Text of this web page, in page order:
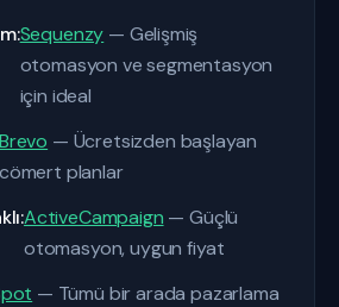
Sequenzy — Gelişmiş
otomasyon ve segmentasyon
için ideal
Brevo — Ücretsizden başlayan
cömert planlar
ActiveCampaign — Güçlü
otomasyon, uygun fiyat
— Tümü bir arada pazarlama